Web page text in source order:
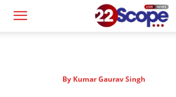
By Kumar Gaurav Singh